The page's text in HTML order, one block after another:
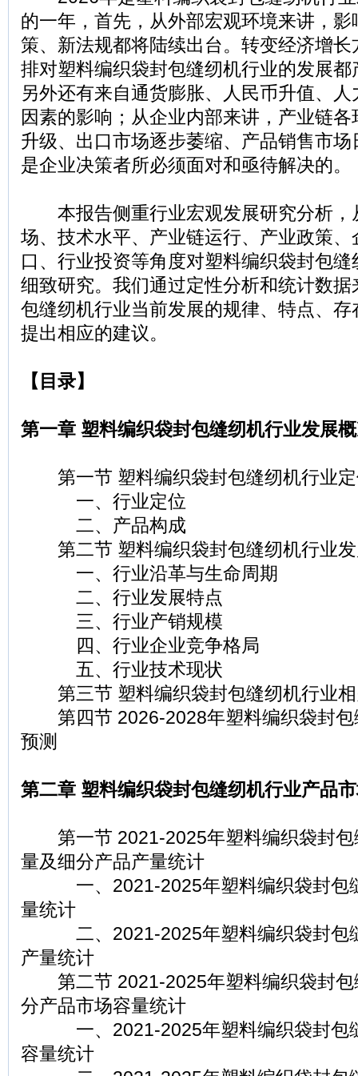
的一年，首先，从外部宏观环境来讲，
策、新法规都将陆续出台。转变经济增
排对塑料编织袋封包缝纫机行业的发展
另外还有来自通货膨胀、人民币升值、
因素的影响；从企业内部来讲，产业链
升级、出口市场逐步萎缩、产品销售市
是企业决策者所必须面对和亟待解决的。
本报告侧重行业宏观发展研究分析，
场、技术水平、产业链运行、产业政策
口、行业投资等角度对塑料编织袋封包
细致研究。我们通过定性分析和统计数
包缝纫机行业当前发展的规律、特点、
提出相应的建议。
【目录】
第一章 塑料编织袋封包缝纫机行业发展
第一节 塑料编织袋封包缝纫机行业定
一、行业定位
二、产品构成
第二节 塑料编织袋封包缝纫机行业发
一、行业沿革与生命周期
二、行业发展特点
三、行业产销规模
四、行业企业竞争格局
五、行业技术现状
第三节 塑料编织袋封包缝纫机行业相
第四节 2026-2028年塑料编织袋封包
预测
第二章 塑料编织袋封包缝纫机行业产品
第一节 2021-2025年塑料编织袋封包
量及细分产品产量统计
一、2021-2025年塑料编织袋封包
量统计
二、2021-2025年塑料编织袋封包
产量统计
第二节 2021-2025年塑料编织袋封包
分产品市场容量统计
一、2021-2025年塑料编织袋封包
容量统计